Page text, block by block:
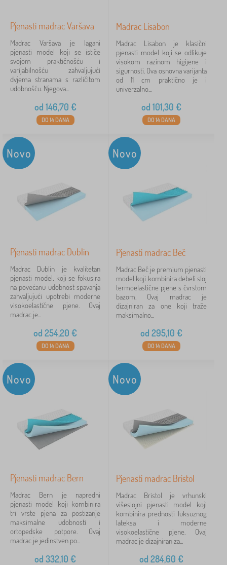
Pjenasti madrac Varšava
Madrac Varšava je lagani
pjenasti model koji se ističe
svojom praktičnošću i
varijabilnošću zahvaljujući
dvjema stranama s različitom
udobnošću. Njegova...
od 146,70 €
DO 14 DANA
Madrac Lisabon
Madrac Lisabon je klasični
pjenasti model koji se odlikuje
visokom razinom higijene i
sigurnosti. Ova osnovna varijanta
od 11 cm praktično je i
univerzalno...
od 101,30 €
DO 14 DANA
Novo
Pjenasti madrac Dublin
Madrac Dublin je kvalitetan
pjenasti model, koji se fokusira
na povećanu udobnost spavanja
zahvaljujući upotrebi moderne
visokoelastične pjene. Ovaj
madrac je...
od 254,20 €
DO 14 DANA
Novo
Pjenasti madrac Beč
Madrac Beč je premium pjenasti
model koji kombinira debeli sloj
termoelastične pjene s čvrstom
bazom. Ovaj madrac je
dizajniran za one koji traže
maksimalno...
od 295,10 €
DO 14 DANA
Novo
Pjenasti madrac Bern
Madrac Bern je napredni
pjenasti model koji kombinira
tri vrste pjena za postizanje
maksimalne udobnosti i
ortopedske potpore. Ovaj
madrac je jedinstven po...
od 332,10 €
Novo
Pjenasti madrac Bristol
Madrac Bristol je vrhunski
višeslojni pjenasti model koji
kombinira prednosti luksuznog
lateksa i moderne
visokoelastične pjene. Ovaj
madrac je dizajniran za...
od 284,60 €